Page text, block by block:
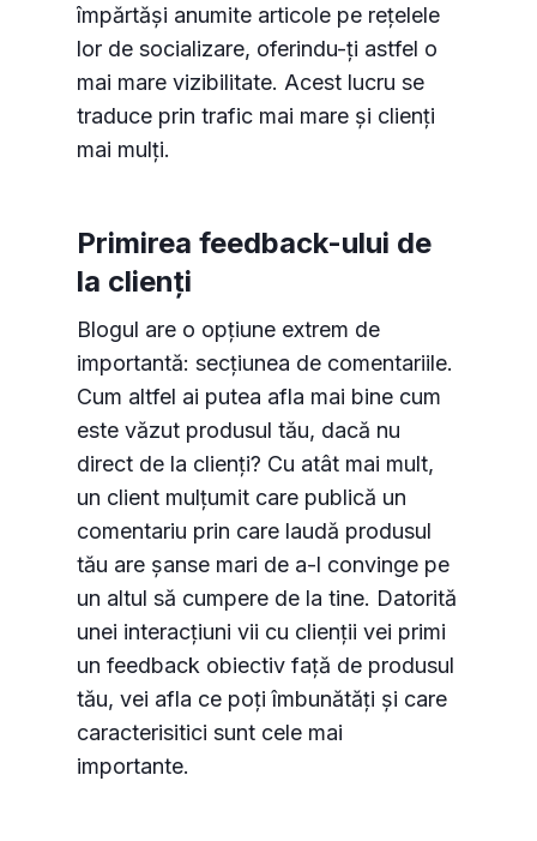
împărtăși anumite articole pe rețelele
lor de socializare, oferindu-ți astfel o
mai mare vizibilitate. Acest lucru se
traduce prin trafic mai mare și clienți
mai mulți.
Primirea feedback-ului de
la clienți
Blogul are o opțiune extrem de
importantă: secțiunea de comentariile.
Cum altfel ai putea afla mai bine cum
este văzut produsul tău, dacă nu
direct de la clienți? Cu atât mai mult,
un client mulțumit care publică un
comentariu prin care laudă produsul
tău are șanse mari de a-l convinge pe
un altul să cumpere de la tine. Datorită
unei interacțiuni vii cu clienții vei primi
un feedback obiectiv față de produsul
tău, vei afla ce poți îmbunătăți și care
caracterisitici sunt cele mai
importante.